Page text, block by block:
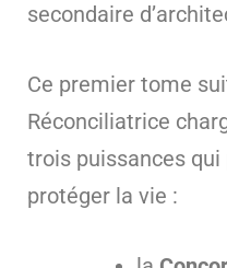
secondaire
Ce premier tome
Réconciliatrice
trois puissances
protéger la vie :